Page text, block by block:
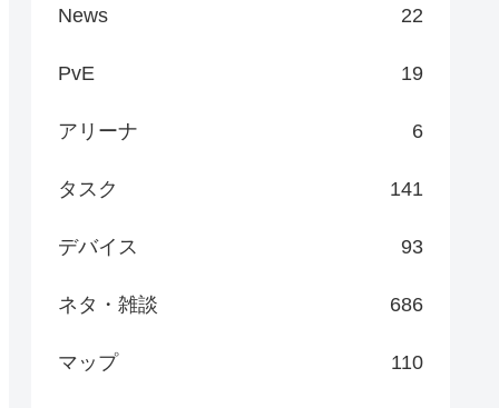
News 22
PvE 19
アリーナ 6
タスク 141
デバイス 93
ネタ・雑談 686
マップ 110